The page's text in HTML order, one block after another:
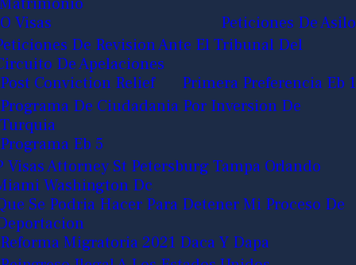
Matrimonio
O Visas
Peticiones De Asilo
De Revision Ante El Tribunal Del
De Apelaciones
Post Conviction Relief
Primera Preferencia Eb 1
Programa De Ciudadania Por Inversion De
Turquia
Programa Eb 5
Visas Attorney St Petersburg Tampa Orlando
Washington Dc
Se Podria Hacer Para Detener Mi Proceso De
Reforma Migratoria 2021 Daca Y Dapa